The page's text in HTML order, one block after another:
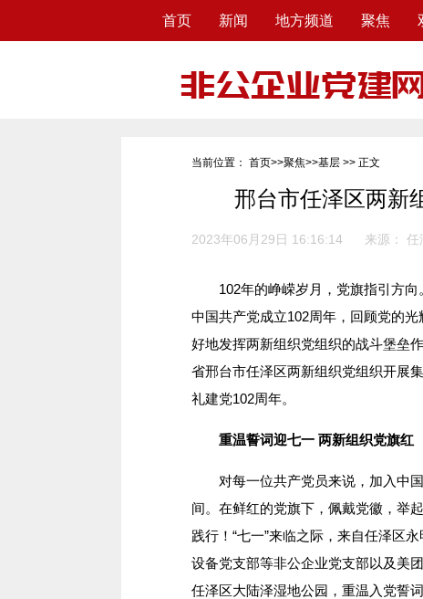
首页 新闻 地方频道 聚焦
当前位置： 首页>>聚焦>>基层 >> 正文
邢台市任泽区两新
2023年06月29日 16:16:14 来源： 任
102年的峥嵘岁月，党旗指引方向
中国共产党成立102周年，回顾党的
好地发挥两新组织党组织的战斗堡垒
省邢台市任泽区两新组织党组织开展
礼建党102周年。
重温誓词迎七一 两新组织党旗红
对每一位共产党员来说，加入中国
间。在鲜红的党旗下，佩戴党徽，举
践行！“七一”来临之际，来自任泽区
设备党支部等非公企业党支部以及美
任泽区大陆泽湿地公园，重温入党誓